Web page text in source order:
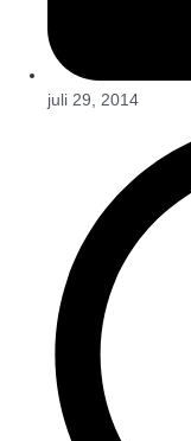
juli 29, 2014